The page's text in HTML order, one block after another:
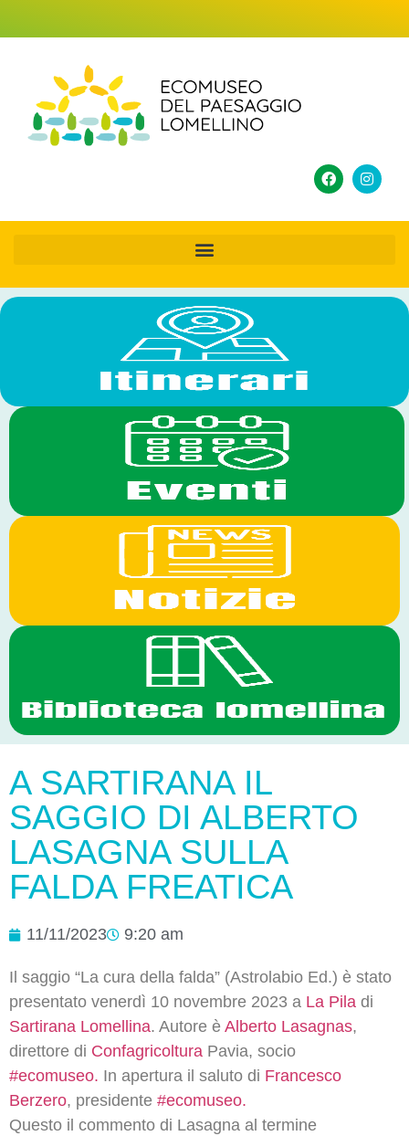
A SARTIRANA IL
SAGGIO DI ALBERTO
LASAGNA SULLA
FALDA FREATICA
11/11/2023 9:20 am
Il saggio “La cura della falda” (Astrolabio Ed.) è stato
presentato venerdì 10 novembre 2023 a La Pila di
Sartirana Lomellina. Autore è Alberto Lasagnas,
direttore di Confagricoltura Pavia, socio
#ecomuseo. In apertura il saluto di Francesco
Berzero, presidente #ecomuseo.
Questo il commento di Lasagna al termine